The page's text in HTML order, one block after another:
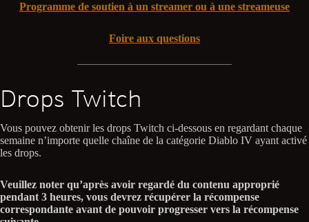
Programme de soutien à un streamer ou à une streameuse
Foire aux questions
Drops Twitch
Vous pouvez obtenir les drops Twitch ci-dessous en regardant chaque
semaine n’importe quelle chaîne de la catégorie Diablo IV ayant activé
les drops.
Veuillez noter qu’après avoir regardé du contenu approprié
pendant 3 heures, vous devrez récupérer la récompense
correspondante avant de pouvoir progresser vers la récompense